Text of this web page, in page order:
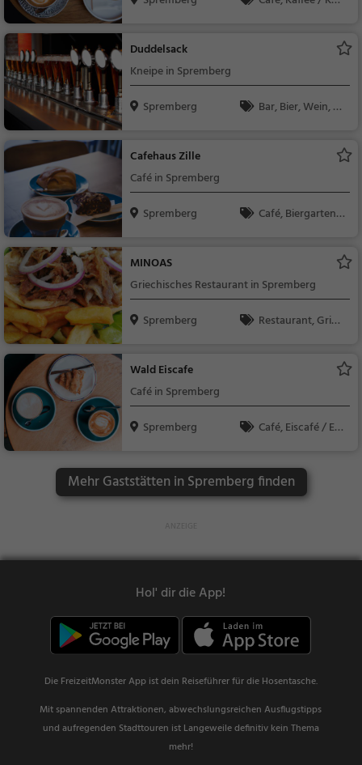
Duddelsack
Kneipe in Spremberg
Spremberg
Bar, Bier, Wein, Sn
Cafehaus Zille
Café in Spremberg
Spremberg
Café, Biergarten,
ck, Gebäck / Teigwar
en, Bier, Snacks / Get
gessen, Regionalküch
MINOAS
Griechisches Restaurant in Spremberg
Spremberg
Restaurant, Griec
Wald Eiscafe
Café in Spremberg
Spremberg
Café, Eiscafé / Eis
n, Frühstück, Gebäck
/ Teigwaren, Eisdiele
Mehr Gaststätten in Spremberg finden
Hol' dir die App!
Die FreizeitMonster App ist dein Reiseführer für die Hosentasche.
Mit spannenden Attraktionen, abwechslungsreichen Ausflugstipps
und aufregenden Stadttouren ist Langeweile definitiv kein Thema
mehr!